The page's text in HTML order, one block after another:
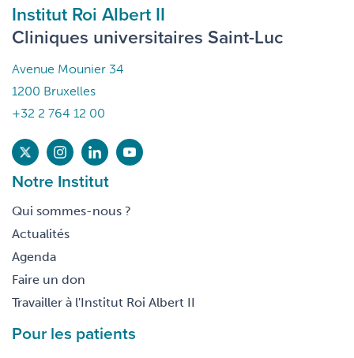
Institut Roi Albert II
Cliniques universitaires Saint-Luc
Avenue Mounier 34
1200 Bruxelles
+32 2 764 12 00
Notre Institut
Qui sommes-nous ?
Actualités
Agenda
Faire un don
Travailler à l'Institut Roi Albert II
Pour les patients